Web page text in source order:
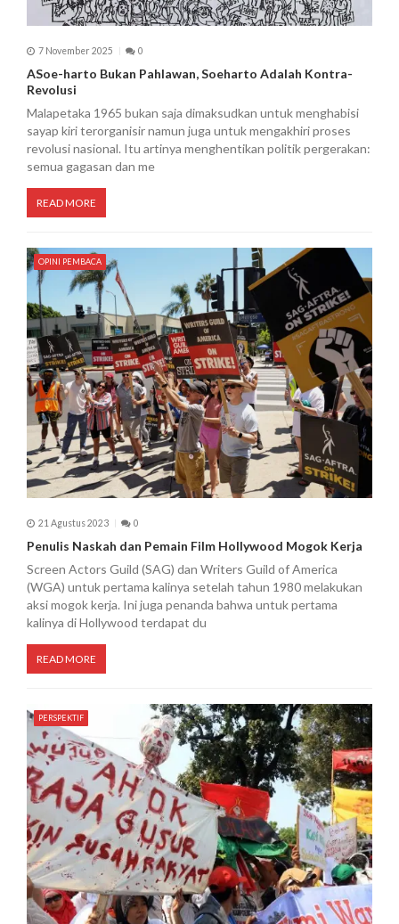
7 November 2025 0
ASoe-harto Bukan Pahlawan, Soeharto Adalah Kontra-
Revolusi
Malapetaka 1965 bukan saja dimaksudkan untuk menghabisi
sayap kiri terorganisir namun juga untuk mengakhiri proses
revolusi nasional. Itu artinya menghentikan politik pergerakan:
semua gagasan dan me
READ MORE
OPINI PEMBACA
21 Agustus 2023 0
Penulis Naskah dan Pemain Film Hollywood Mogok Kerja
Screen Actors Guild (SAG) dan Writers Guild of America
(WGA) untuk pertama kalinya setelah tahun 1980 melakukan
aksi mogok kerja. Ini juga penanda bahwa untuk pertama
kalinya di Hollywood terdapat du
READ MORE
PERSPEKTIF